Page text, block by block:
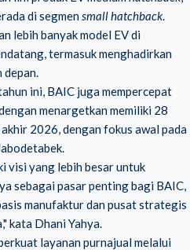
di segmensmall hatchback.
lebih banyak model EV di
termasuk menghadirkan
depan.
ini, BAIC juga mempercepat
menargetkan memiliki 28
2026, dengan fokus awal pada
visi yang lebih besar untuk
sebagai pasar penting bagi BAIC,
manufaktur dan pusat strategis
kata Dhani Yahya.
layanan purnajual melalui